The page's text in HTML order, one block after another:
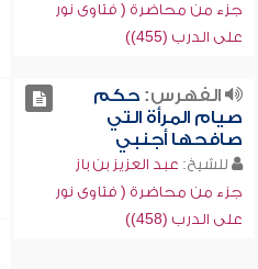
جزء من محاضرة ( فتاوى نور
على الدرب (455))
الفهرس:حكم
صيام المرأة التي
صافحها أجنبي
للشيخ: عبد العزيز بن باز
جزء من محاضرة ( فتاوى نور
على الدرب (458))